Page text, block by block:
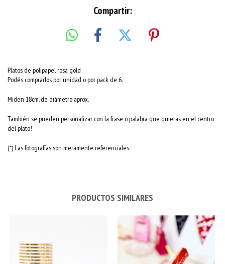
Compartir:
Platos de polipapel rosa gold
Podés comprarlos por unidad o por pack de 6.
Miden 18cm. de diámetro aprox.
También se pueden personalizar con la frase o palabra que quieras en el centro
del plato!
(*) Las fotografías son meramente referenciales.
PRODUCTOS SIMILARES